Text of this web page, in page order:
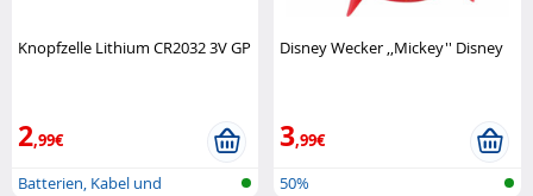
Knopfzelle Lithium CR2032 3V GP
2,99€
Batterien, Kabel und
Disney Wecker ,,Mickey'' Disney
3,99€
50%